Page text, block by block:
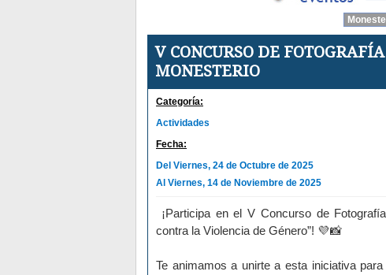
V CONCURSO DE
MONESTERIO
Categoría:
Actividades
Fecha:
Del Viernes, 24 de Octubre de 2025
Al Viernes, 14 de Noviembre de 2025
¡Participa en el V Concurso de
contra la Violencia de Género”!
Te animamos a unirte a esta iniciativa